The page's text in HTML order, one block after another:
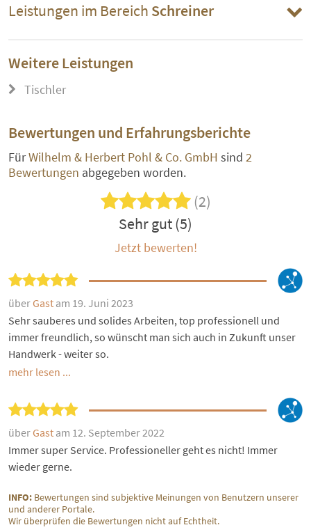
Leistungen im Bereich Schreiner
Weitere Leistungen
Tischler
Bewertungen und Erfahrungsberichte
FürWilhelm & Herbert Pohl & Co. GmbH sind 2
Bewertungen abgegeben worden.
(2)
Sehr gut (5)
Jetzt bewerten!
über Gast am 19. Juni 2023
Sehr sauberes und solides Arbeiten, top professionell und
immer freundlich, so wünscht man sich auch in Zukunft unser
Handwerk - weiter so.
mehr lesen ...
über Gast am 12. September 2022
Immer super Service. Professioneller geht es nicht! Immer
wieder gerne.
INFO: Bewertungen sind subjektive Meinungen von Benutzern unserer
und anderer Portale.
Wir überprüfen die Bewertungen nicht auf Echtheit.